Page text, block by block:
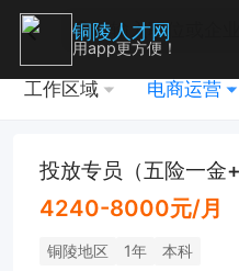
工作区域 电商运营
4240-8000元/月
铜陵地区 1年 本科
铜陵人才网
用app更方便！